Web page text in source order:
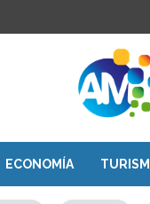
ECONOMÍA